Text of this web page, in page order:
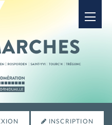
INSCRIPTION